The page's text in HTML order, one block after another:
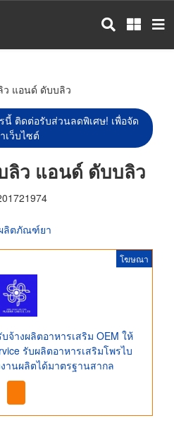
ว แอนด์ ดับบลิว
นี้ ติดต่อรับส่วนลดพิเศษ! เพื่อจัด
เว็บไซต์
ลิว แอนด์ ดับบลิว
ลิตภัณฑ์ยา
โฆษณา
จ้างผลิตอาหารเสริม OEM ให้
รับผลิตอาหารเสริมโพรไบ
านผลิตได้มาตรฐานสากล